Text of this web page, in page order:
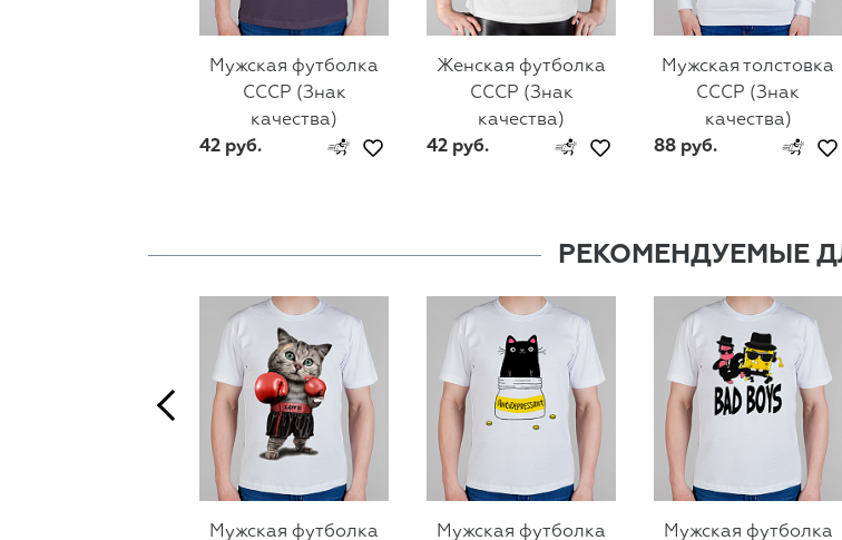
Мужская футболка
СССР (Знак
качества)
42 руб.
Женская футболка
СССР (Знак
качества)
42 руб.
Мужская толстовка
СССР (Знак
качества)
88 руб.
РЕКОМЕНДУЕМЫЕ
Мужская футболка
Мужская футболка
Мужская футболка